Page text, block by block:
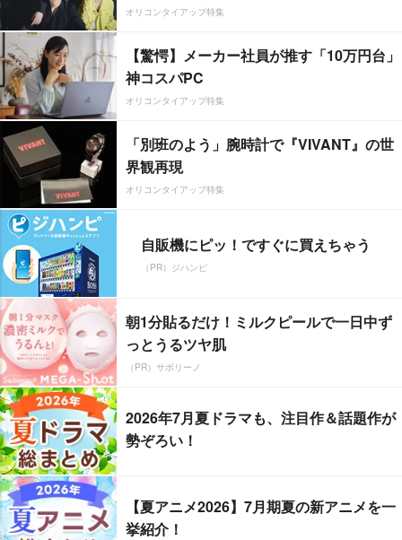
オリコンタイアップ特集
【驚愕】メーカー社員が推す「10万円台」
神コスパPC
オリコンタイアップ特集
「別班のよう」腕時計で『VIVANT』の世
界観再現
オリコンタイアップ特集
自販機にピッ！ですぐに買えちゃう
（PR）ジハンピ
朝1分貼るだけ！ミルクピールで一日中ず
っとうるツヤ肌
（PR）サボリーノ
2026年7月夏ドラマも、注目作＆話題作が
勢ぞろい！
【夏アニメ2026】7月期夏の新アニメを一
挙紹介！